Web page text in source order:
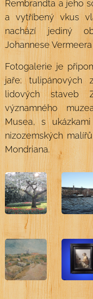
Rembrandta a jeho
a vytříbený vkus
nachází jediný
Johannese
Fotogalerie je
jaře: tulipánových
lidových staveb
významného
Musea, s
nizozemských
Mondriana.